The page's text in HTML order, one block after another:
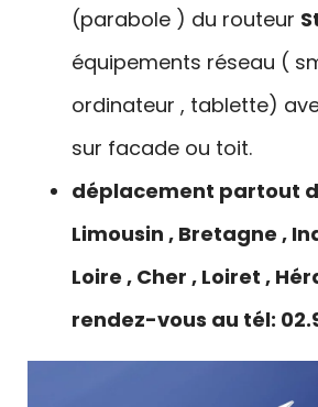
(parabole ) du routeur
équipements réseau (
ordinateur , tablette)
sur facade ou toit.
déplacement partout
Limousin , Bretagne ,
Loire , Cher , Loiret ,
rendez-vous au tél: